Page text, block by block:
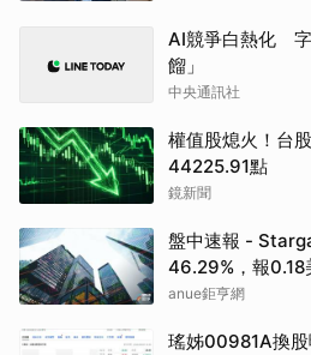
AI競爭白熱化 字
餾」
中央通訊社
權值股熄火！台
44225.91點
鏡新聞
盤中速報 -
46.29%，報0.18
anue鉅亨網
瑤姊00981A換